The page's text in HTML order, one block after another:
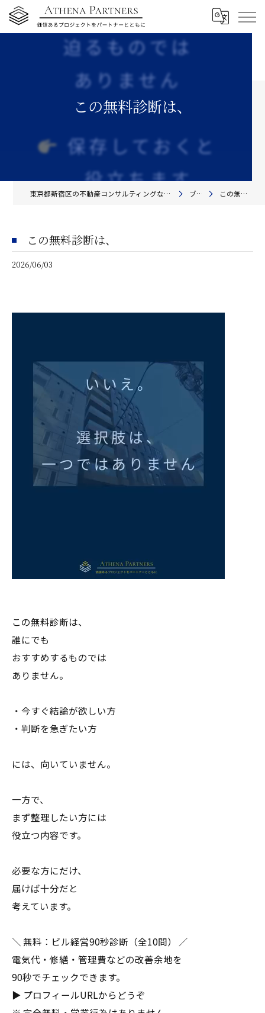
この無料診断は、
東京都新宿区の不動産コンサルティングならアテナ・パートナーズ株式会社 ブログ この無料診断は、
この無料診断は、
2026/06/03
この無料診断は、
誰にでも
おすすめするものでは
ありません。
・今すぐ結論が欲しい方
・判断を急ぎたい方
には、向いていません。
一方で、
まず整理したい方には
役立つ内容です。
必要な方にだけ、
届けば十分だと
考えています。
＼ 無料：ビル経営90秒診断（全10問） ／
電気代・修繕・管理費などの改善余地を
90秒でチェックできます。
▶ プロフィールURLからどうぞ